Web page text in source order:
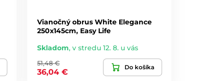
Vianočný obrus White Elegance
250x145cm, Easy Life
Skladom,v stredu 12. 8. u vás
51,48 €
36,04 €
Do košíka